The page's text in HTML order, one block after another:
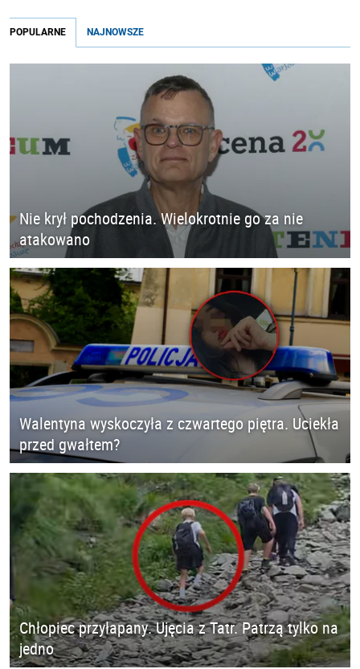
POPULARNE NAJNOWSZE
Nie krył pochodzenia. Wielokrotnie go za nie
atakowano
Walentyna wyskoczyła z czwartego piętra. Uciekła
przed gwałtem?
Chłopiec przyłapany. Ujęcia z Tatr. Patrzą tylko na
jedno